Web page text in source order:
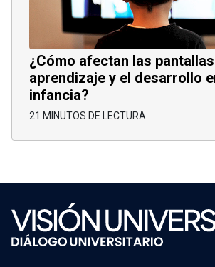
¿Cómo afectan las
aprendizaje y el desarrollo
infancia?
21 MINUTOS DE LECTURA